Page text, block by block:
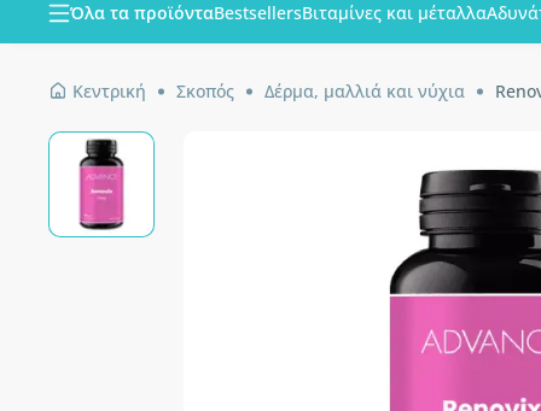
Όλα τα προϊόνταBestsellersΒιταμίνες και μέταλλα
Κεντρική Σκοπός Δέρμα, μαλλιά και νύχια